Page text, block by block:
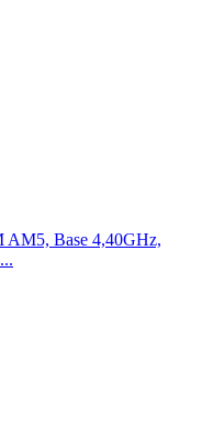
Base 4,40GHz,